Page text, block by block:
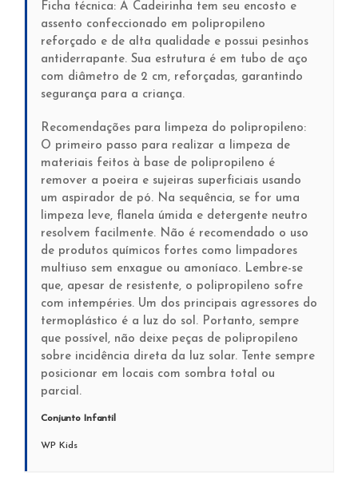
Ficha técnica: A Cadeirinha tem seu encosto e
assento confeccionado em polipropileno
reforçado e de alta qualidade e possui pesinhos
antiderrapante. Sua estrutura é em tubo de aço
com diâmetro de 2 cm, reforçadas, garantindo
segurança para a criança.
Recomendações para limpeza do polipropileno:
O primeiro passo para realizar a limpeza de
materiais feitos à base de polipropileno é
remover a poeira e sujeiras superficiais usando
um aspirador de pó. Na sequência, se for uma
limpeza leve, flanela úmida e detergente neutro
resolvem facilmente. Não é recomendado o uso
de produtos químicos fortes como limpadores
multiuso sem enxague ou amoníaco. Lembre-se
que, apesar de resistente, o polipropileno sofre
com intempéries. Um dos principais agressores do
termoplástico é a luz do sol. Portanto, sempre
que possível, não deixe peças de polipropileno
sobre incidência direta da luz solar. Tente sempre
posicionar em locais com sombra total ou
parcial.
Conjunto Infantil
WP Kids